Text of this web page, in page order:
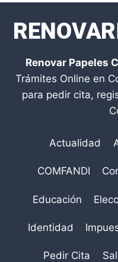
Renovar Papeles
Trámites Online en
para pedir cita,
Actualidad
COMFANDI
Educación
Identidad
Pedir Cita